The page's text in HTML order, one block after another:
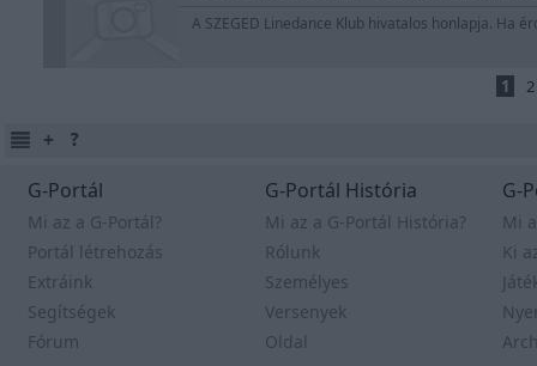
A SZEGED Linedance Klub hivatalos honlapja. Ha
1 2
G-Portál
Mi az a G-Portál?
Portál létrehozás
Extráink
Segítségek
Fórum
G-Portál História
Mi az a G-Portál História?
Rólunk
Személyes
Versenyek
Oldal
G-
Mi
Ki